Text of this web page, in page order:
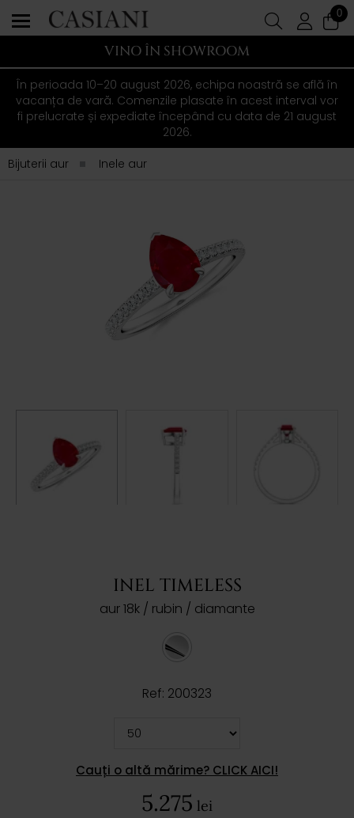
0
VINO ÎN SHOWROOM
În perioada 10–20 august 2026, echipa noastră se află în
vacanța de vară. Comenzile plasate în acest interval vor
fi prelucrate și expediate începând cu data de 21 august
2026.
Bijuterii aur
Inele aur
INEL TIMELESS
aur 18k / rubin / diamante
Ref: 200323
Cauți o altă mărime? CLICK AICI!
5.275 lei